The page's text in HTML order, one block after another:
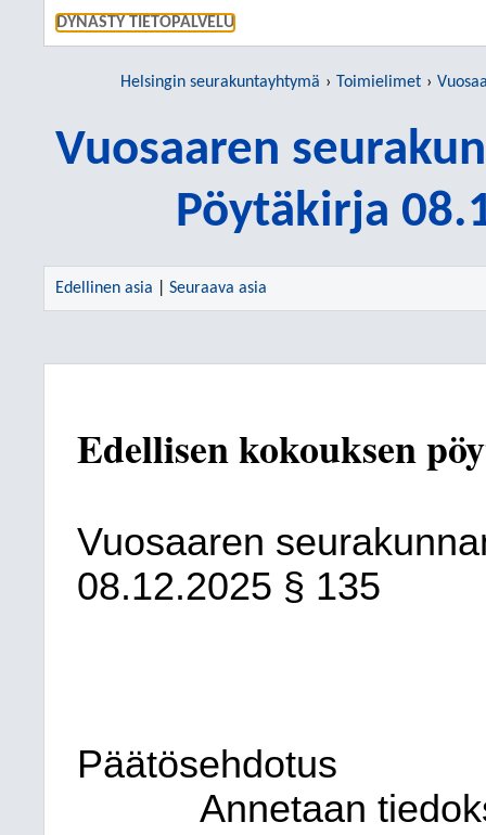
DYNASTY TIETOPALVELU
Helsingin seurakuntayhtymä Toimielimet
Vuosaaren
Pöytäkirja
Edellinen asia Seuraava asia
Edellisen kokouksen
Vuosaaren
08.12.2025 § 135
Päätösehdotus
Annetaan